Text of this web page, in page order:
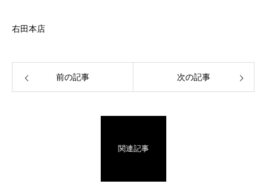
右田本店
前の記事 次の記事
関連記事